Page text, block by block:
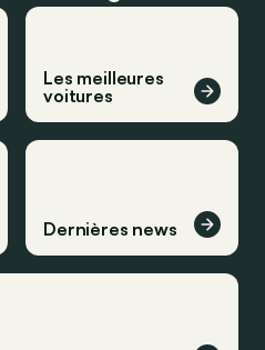
Les meilleures
voitures
Dernières news